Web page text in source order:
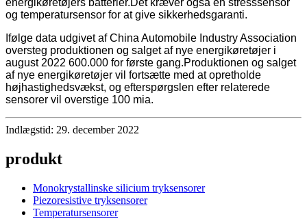
energikøretøjers batterier.Det kræver også en stresssensor
og temperatursensor for at give sikkerhedsgaranti.
Ifølge data udgivet af China Automobile Industry Association
oversteg produktionen og salget af nye energikøretøjer i
august 2022 600.000 for første gang.Produktionen og salget
af nye energikøretøjer vil fortsætte med at opretholde
højhastighedsvækst, og efterspørgslen efter relaterede
sensorer vil overstige 100 mia.
Indlægstid: 29. december 2022
produkt
Monokrystallinske silicium tryksensorer
Piezoresistive tryksensorer
Temperatursensorer